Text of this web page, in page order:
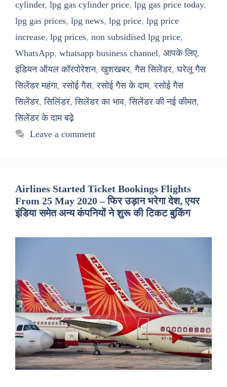
cylinder, lpg gas cylinder price, lpg gas price today,
lpg gas prices, lpg news, lpg price, lpg price
increase, lpg prices, non subsidised lpg price,
WhatsApp, whatsapp business channel, आपके लिए,
इंडियन ऑयल कॉरपोरेशन,खुशखबर,गैस सिलेंडर,घरेलू गैस
सिलेंडर महंगा,रसोई गैस,रसोई गैस के दाम,रसोई गैस
सिलेंडर,सिलिंडर,सिलेंडर का भाव,सिलेंडर की नई कीमत,
सिलेंडर के दाम बढ़े
Leave a comment
Airlines Started Ticket Bookings Flights
From 25 May 2020 – फिर उड़ान भरेगा देश, एयर
इंडिया समेत अन्य कंपनियों ने शुरू की टिकट बुकिंग